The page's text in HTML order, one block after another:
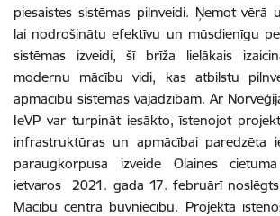
piesaistes sistēmas pilnveidi. Ņemot vērā
lai nodrošinātu efektīvu un mūsdienīgu
sistēmas izveidi, šī brīža lielākais
modernu mācību vidi, kas atbilstu
apmācību sistēmas vajadzībām. Ar
IeVP var turpināt iesākto, īstenojot
infrastruktūras un apmācībai paredzēta
paraugkorpusa izveide Olaines
ietvaros
2021. gada 17. februārī
Mācību centra būvniecību. Projekta